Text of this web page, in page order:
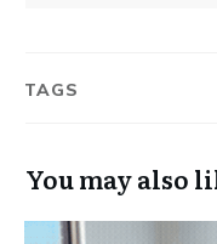
TAGS
You may also